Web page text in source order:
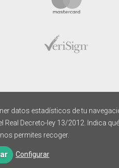
datos estadísticos de tu
Real Decreto-ley 13/2012. Indica qué
permites recoger.
Configurar